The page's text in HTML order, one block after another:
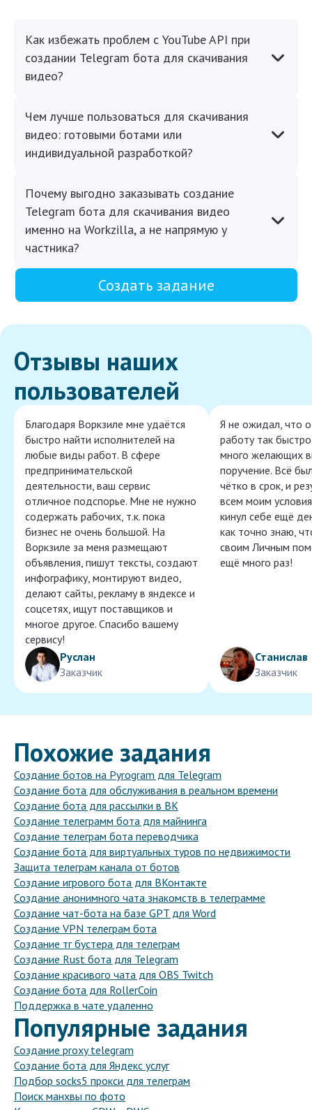
Как избежать проблем с YouTube API при
создании Telegram бота для скачивания
видео?
Чем лучше пользоваться для скачивания
видео: готовыми ботами или
индивидуальной разработкой?
Почему выгодно заказывать создание
Telegram бота для скачивания видео
именно на Workzilla, а не напрямую у
частника?
Создать задание
Отзывы наших
пользователей
Благодаря Воркзиле мне удаётся
быстро найти исполнителей на
любые виды работ. В сфере
предпринимательской
деятельности, ваш сервис
отличное подспорье. Мне не нужно
содержать рабочих, т.к. пока
бизнес не очень большой. На
Воркзиле за меня размещают
объявления, пишут тексты, создают
инфографику, монтируют видео,
делают сайты, рекламу в яндексе и
соцсетях, ищут поставщиков и
многое другое. Спасибо вашему
сервису!
Руслан
Заказчик
Я не ожидал, что
работу так
много желающих
поручение. Всё
чётко в срок, и
всем моим
кинул себе ещё
как точно знаю,
своим Личным
ещё много раз!
Станислав
Заказчик
Похожие задания
Создание ботов на Pyrogram для Telegram
Создание бота для обслуживания в реальном времени
Создание бота для рассылки в ВК
Создание телеграмм бота для майнинга
Создание телеграм бота переводчика
Создание бота для виртуальных туров по недвижимости
Защита телеграм канала от ботов
Создание игрового бота для ВКонтакте
Создание анонимного чата знакомств в телеграмме
Создание чат-бота на базе GPT для Word
Создание VPN телеграм бота
Создание тг бустера для телеграм
Создание Rust бота для Telegram
Создание красивого чата для OBS Twitch
Создание бота для RollerCoin
Поддержка в чате удаленно
Популярные задания
Создание proxy telegram
Создание бота для Яндекс услуг
Подбор socks5 прокси для телеграм
Поиск манхвы по фото